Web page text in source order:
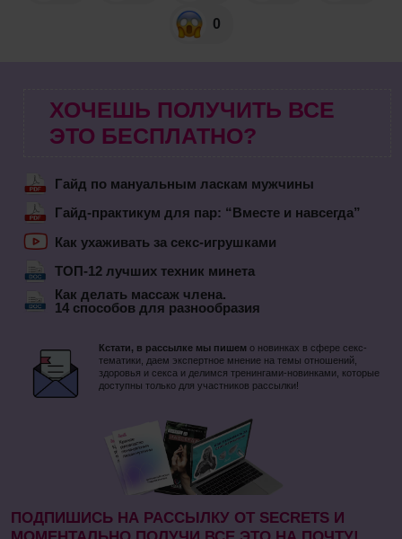
0
ХОЧЕШЬ ПОЛУЧИТЬ ВСЕ
ЭТО БЕСПЛАТНО?
Гайд по мануальным ласкам мужчины
Гайд-практикум для пар: “Вместе и навсегда”
Как ухаживать за секс-игрушками
ТОП-12 лучших техник минета
Как делать массаж члена.
14 способов для разнообразия
Кстати, в рассылке мы пишем о новинках в сфере секс-
тематики, даем экспертное мнение на темы отношений,
здоровья и секса и делимся тренингами-новинками, которые
доступны только для участников рассылки!
ПОДПИШИСЬ НА РАССЫЛКУ ОТ SECRETS И